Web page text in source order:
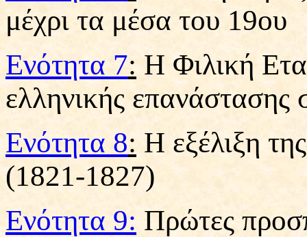
μέχρι τα μέσα του 19ου
Ενότητα 7: Η Φιλική
ελληνικής επανάστασης
Ενότητα 8: Η εξέλιξη
(1821-1827)
Ενότητα 9: Πρώτες